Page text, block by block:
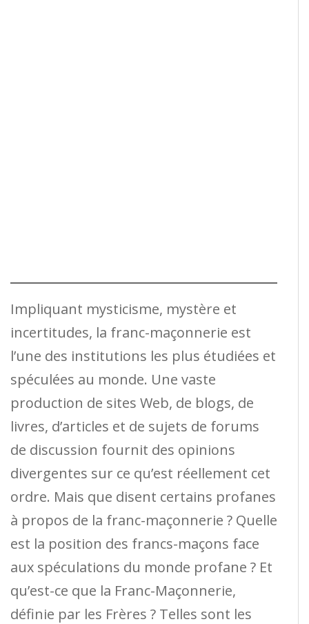
Impliquant mysticisme, mystère et
incertitudes, la franc-maçonnerie est
l’une des institutions les plus étudiées et
spéculées au monde. Une vaste
production de sites Web, de blogs, de
livres, d’articles et de sujets de forums
de discussion fournit des opinions
divergentes sur ce qu’est réellement cet
ordre. Mais que disent certains profanes
à propos de la franc-maçonnerie ? Quelle
est la position des francs-maçons face
aux spéculations du monde profane ? Et
qu’est-ce que la Franc-Maçonnerie,
définie par les Frères ? Telles sont les